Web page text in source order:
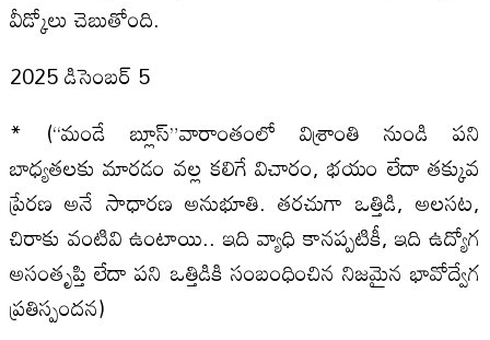
వీడ్కోలు చెబుతోంది.
2025 డిసెంబర్ 5
* (“మండే బ్లూస్”వారాంతంలో విశ్రాంతి నుండి పని
బాధ్యతలకు మారడం వల్ల కలిగే విచారం, భయం లేదా తక్కువ
ప్రేరణ అనే సాధారణ అనుభూతి. తరచుగా ఒత్తిడి, అలసట,
చిరాకు వంటివి ఉంటాయి.. ఇది వ్యాధి కానప్పటికీ, ఇది ఉద్యోగ
అసంతృప్తి లేదా పని ఒత్తిడికి సంబంధించిన నిజమైన భావోద్వేగ
ప్రతిస్పందన)